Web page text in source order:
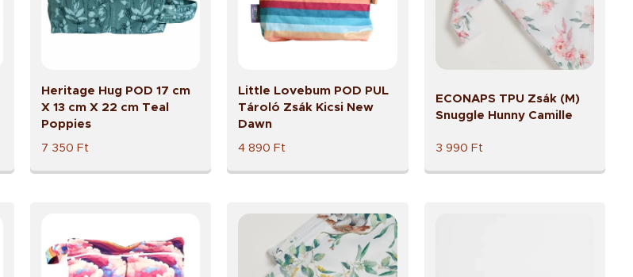
Heritage Hug POD 17 cm
X 13 cm X 22 cm Teal
Poppies
7 350 Ft
Little Lovebum POD PUL
Tároló Zsák Kicsi New
Dawn
4 890 Ft
ECONAPS TPU Zsák (M)
Snuggle Hunny Camille
3 990 Ft